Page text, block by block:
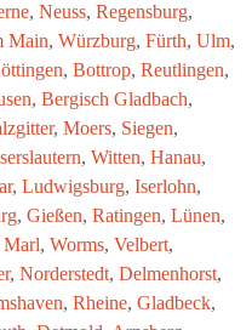
, Neuss, Regensburg,
Main, Würzburg, Fürth, Ulm,
, Bottrop, Reutlingen,
, Bergisch Gladbach,
, Moers, Siegen,
, Witten, Hanau,
, Ludwigsburg, Iserlohn,
, Gießen, Ratingen, Lünen,
Marl, Worms, Velbert,
, Norderstedt, Delmenhorst,
, Rheine, Gladbeck,